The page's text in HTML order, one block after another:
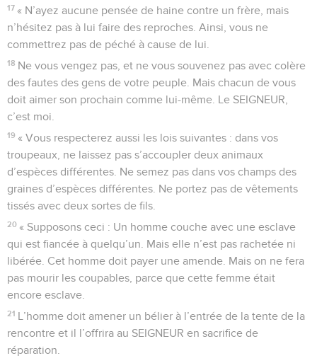
17 « N’ayez aucune pensée de haine contre un frère, mais
n’hésitez pas à lui faire des reproches. Ainsi, vous ne
commettrez pas de péché à cause de lui.
18 Ne vous vengez pas, et ne vous souvenez pas avec colère
des fautes des gens de votre peuple. Mais chacun de vous
doit aimer son prochain comme lui-même. Le SEIGNEUR,
c’est moi.
19 « Vous respecterez aussi les lois suivantes : dans vos
troupeaux, ne laissez pas s’accoupler deux animaux
d’espèces différentes. Ne semez pas dans vos champs des
graines d’espèces différentes. Ne portez pas de vêtements
tissés avec deux sortes de fils.
20 « Supposons ceci : Un homme couche avec une esclave
qui est fiancée à quelqu’un. Mais elle n’est pas rachetée ni
libérée. Cet homme doit payer une amende. Mais on ne fera
pas mourir les coupables, parce que cette femme était
encore esclave.
21 L’homme doit amener un bélier à l’entrée de la tente de la
rencontre et il l’offrira au SEIGNEUR en sacrifice de
réparation.